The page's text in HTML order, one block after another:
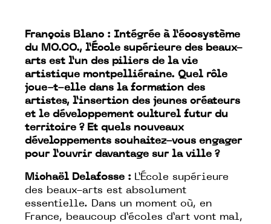
François Blanc : Intégrée à l’écosystème
du MO.CO., l’École supérieure des beaux-
arts est l’un des piliers de la vie
artistique montpelliéraine. Quel rôle
joue-t-elle dans la formation des
artistes, l’insertion des jeunes créateurs
et le développement culturel futur du
territoire ? Et quels nouveaux
développements souhaitez-vous engager
pour l’ouvrir davantage sur la ville ?
Michaël Delafosse : L’École supérieure
des beaux-arts est absolument
essentielle. Dans un moment où, en
France, beaucoup d’écoles d’art vont mal,